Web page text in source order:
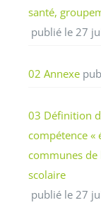
santé,
publié le 27
02 Annexe
03 Définition
compétence «
communes de
scolaire
publié le 27